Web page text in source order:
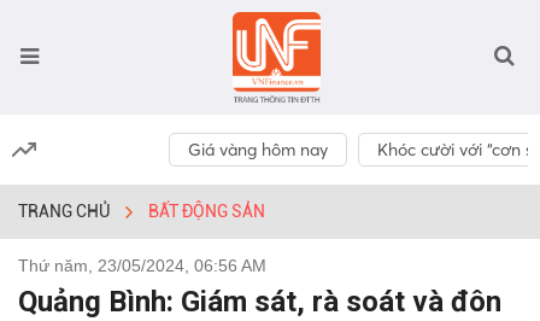
Giá vàng hôm nay Khóc cười với “cơn
TRANG CHỦ BẤT ĐỘNG SẢN
Thứ năm, 23/05/2024, 06:56 AM
Quảng Bình: Giám sát, rà soát và đôn